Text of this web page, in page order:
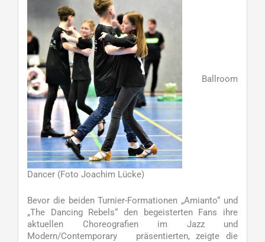
Ballroom
Dancer (Foto Joachim Lücke)
Bevor die beiden Turnier-Formationen „Amianto“ und
„The Dancing Rebels“ den begeisterten Fans ihre
aktuellen Choreografien im Jazz und
Modern/Contemporary präsentierten, zeigte die